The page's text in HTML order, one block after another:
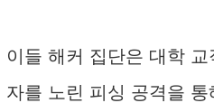
이들 해커 집단은 대학
자를 노린 피싱 공격을